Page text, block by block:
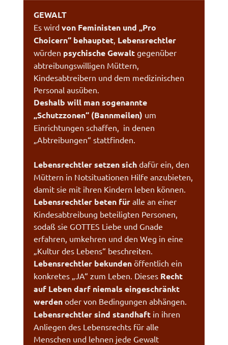
GEWALT
Es wirdvon Feministen und „Pro
Choicern“ behauptet, Lebensrechtler
würden psychische Gewalt gegenüber
abtreibungswilligen Müttern,
Kindesabtreibern und dem medizinischen
Personal ausüben.
Deshalb will man sogenannte
„Schutzzonen“ (Bannmeilen) um
Einrichtungen schaffen, in denen
„Abtreibungen“ stattfinden.
Lebensrechtler setzen sich dafür ein, den
Müttern in Notsituationen Hilfe anzubieten,
damit sie mit ihren Kindern leben können.
Lebensrechtler beten für alle an einer
Kindesabtreibung beteiligten Personen,
sodaß sie GOTTES Liebe und Gnade
erfahren, umkehren und den Weg in eine
„Kultur des Lebens“ beschreiten.
Lebensrechtler bekunden öffentlich ein
konkretes „JA“ zum Leben. Dieses Recht
auf Leben darf niemals eingeschränkt
werden oder von Bedingungen abhängen.
Lebensrechtler sind standhaft in ihren
Anliegen des Lebensrechts für alle
Menschen und lehnen jede Gewalt